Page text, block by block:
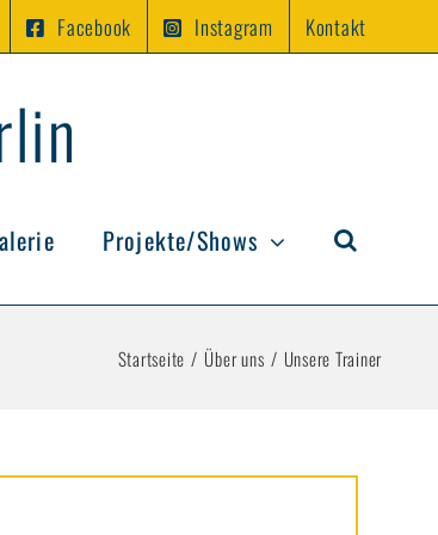
Facebook Instagram Kontakt
Projekte/Shows
Startseite Über uns Unsere Trainer